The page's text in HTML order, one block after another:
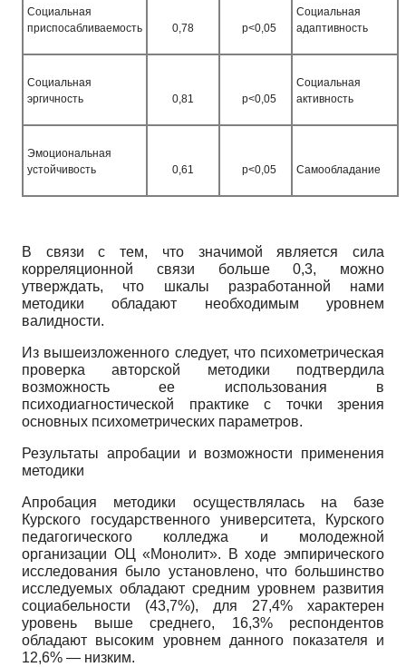
Социальная
приспосабливаемость
0,78 р<0,05
Социальная
адаптивность
Социальная
эргичность
0,81 р<0,05
Социальная
активность
Эмоциональная
устойчивость
0,61 р<0,05 Самообладание
В связи с тем, что значимой является сила
корреляционной связи больше 0,3, можно
утверждать, что шкалы разработанной нами
методики обладают необходимым уровнем
валидности.
Из вышеизложенного следует, что психометрическая
проверка авторской методики подтвердила
возможность ее использования в
психодиагностической практике с точки зрения
основных психометрических параметров.
Результаты апробации и возможности применения
методики
Апробация методики осуществлялась на базе
Курского государственного университета, Курского
педагогического колледжа и молодежной
организации ОЦ «Монолит». В ходе эмпирического
исследования было установлено, что большинство
исследуемых обладают средним уровнем развития
социабельности (43,7%), для 27,4% характерен
уровень выше среднего, 16,3% респондентов
обладают высоким уровнем данного показателя и
12,6% — низким.